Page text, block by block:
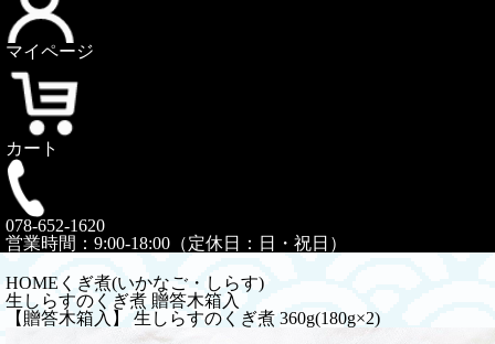
マイページ
カート
078-652-1620
営業時間：9:00-18:00（定休日：日・祝日）
HOME くぎ煮(いかなご・しらす)
生しらすのくぎ煮 贈答木箱入
【贈答木箱入】 生しらすのくぎ煮 360g(180g×2)